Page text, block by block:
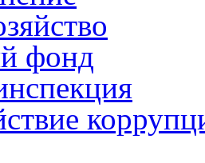
фонд